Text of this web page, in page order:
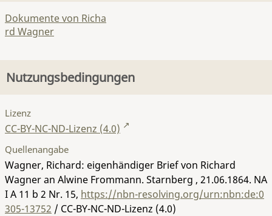
Dokumente von Richa
rd Wagner
Nutzungsbedingungen
Lizenz
CC-BY-NC-ND-Lizenz (4.0)
Quellenangabe
Wagner, Richard: eigenhändiger Brief von Richard
Wagner an Alwine Frommann. Starnberg , 21.06.1864. NA
I A 11 b 2 Nr. 15, https://nbn-resolving.org/urn:nbn:de:0
305-13752 / CC-BY-NC-ND-Lizenz (4.0)